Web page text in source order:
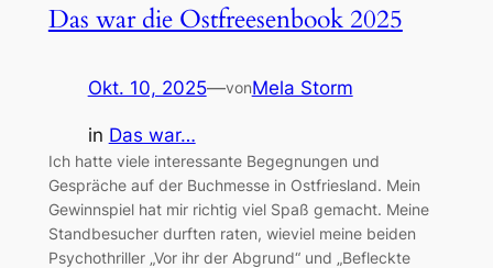
Das war die Ostfreesenbook 2025
Okt. 10, 2025—vonMela Storm
in Das war…
Ich hatte viele interessante Begegnungen und
Gespräche auf der Buchmesse in Ostfriesland. Mein
Gewinnspiel hat mir richtig viel Spaß gemacht. Meine
Standbesucher durften raten, wieviel meine beiden
Psychothriller „Vor ihr der Abgrund“ und „Befleckte